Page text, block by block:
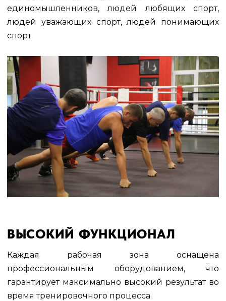
единомышленников, людей любящих спорт,
людей уважающих спорт, людей понимающих
спорт.
ВЫСОКИЙ ФУНКЦИОНАЛ
Каждая рабочая зона оснащена
профессиональным оборудованием, что
гарантирует максимально высокий результат во
время тренировочного процесса.